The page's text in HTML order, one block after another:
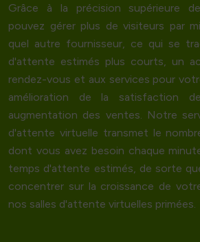
Grâce à la précision supérieure de
pouvez gérer plus de visiteurs par
quel autre fournisseur, ce qui se
d'attente estimés plus courts, un
rendez-vous et aux services pour
amélioration de la satisfaction
augmentation des ventes. Notre
d'attente virtuelle transmet le
dont vous avez besoin chaque
temps d'attente estimés, de sorte
concentrer sur la croissance de
nos salles d'attente virtuelles primées.